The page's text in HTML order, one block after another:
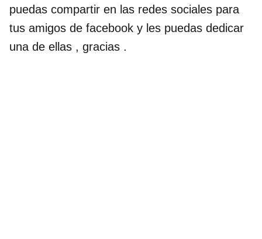
puedas compartir en las redes sociales para
tus amigos de facebook y les puedas dedicar
una de ellas , gracias .